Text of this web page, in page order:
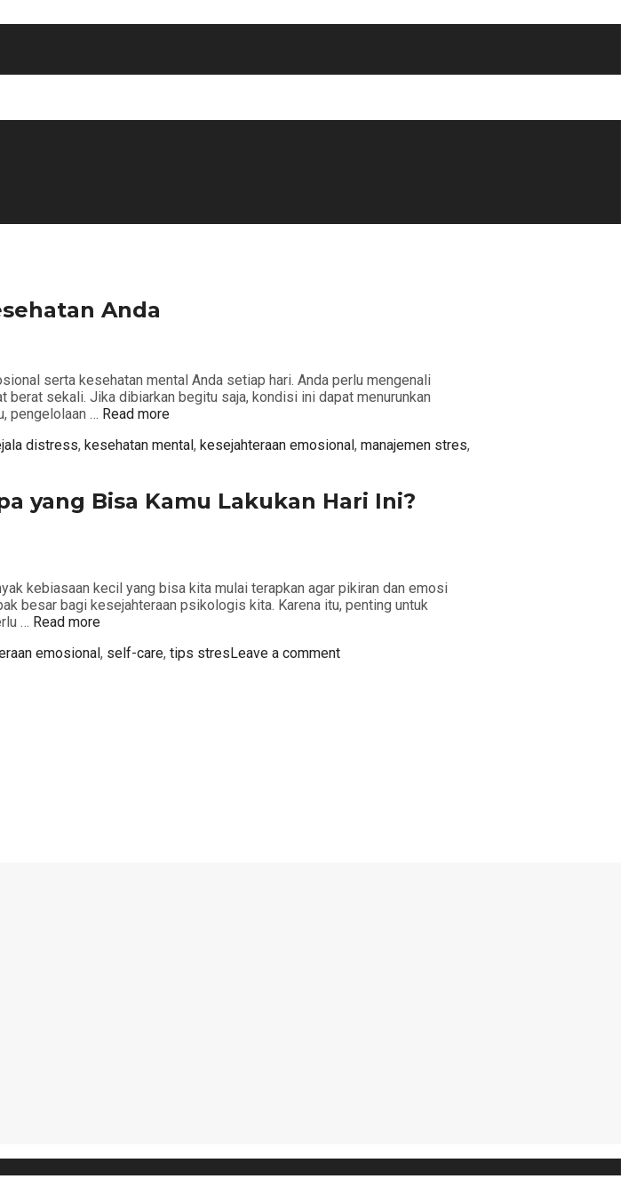
Anda
serta kesehatan mental Anda setiap hari. Anda perlu mengenali
sekali. Jika dibiarkan begitu saja, kondisi ini dapat menurunkan
pengelolaan … Read more
distress, kesehatan mental, kesejahteraan emosional, manajemen stres,
yang Bisa Kamu Lakukan Hari Ini?
kebiasaan kecil yang bisa kita mulai terapkan agar pikiran dan emosi
besar bagi kesejahteraan psikologis kita. Karena itu, penting untuk
… Read more
emosional, self-care, tips stresLeave a comment